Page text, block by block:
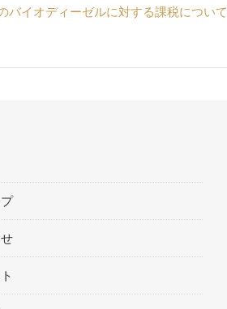
バイオディーゼルに対する課税について